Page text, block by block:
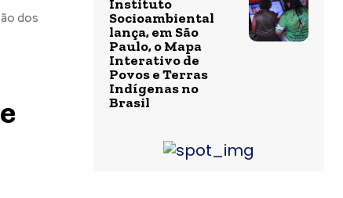
dos
Instituto
Socioambiental
lança, em São
Paulo, o Mapa
Interativo de
Povos e Terras
Indígenas no
Brasil